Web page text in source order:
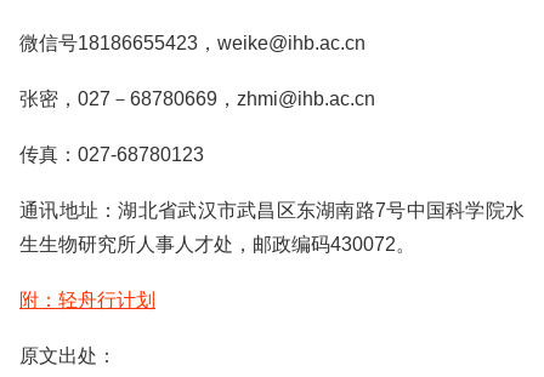
微信号18186655423，weike@ihb.ac.cn
张密，027－68780669，zhmi@ihb.ac.cn
传真：027-68780123
通讯地址：湖北省武汉市武昌区东湖南路7号中国科学院水
生生物研究所人事人才处，邮政编码430072。
附：轻舟行计划
原文出处：